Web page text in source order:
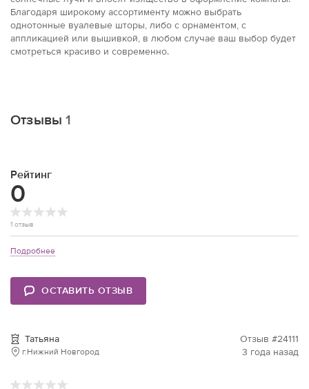
Благодаря широкому ассортименту можно выбрать
однотонные вуалевые шторы, либо с орнаментом, с
аппликацией или вышивкой, в любом случае ваш выбор будет
смотреться красиво и современно.
Отзывы 1
Рейтинг
0
1 отзыв
Подробнее
ОСТАВИТЬ ОТЗЫВ
Отзыв #24111
3 года назад
Татьяна
г.Нижний Новгород